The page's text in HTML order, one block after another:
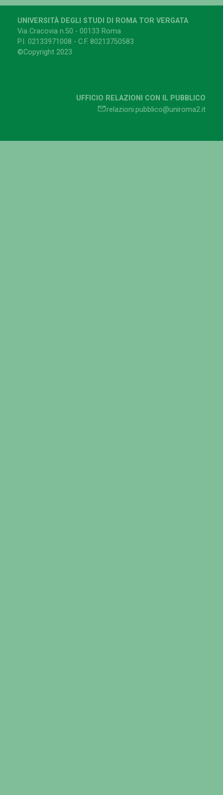
UNIVERSITÀ DEGLI STUDI DI ROMA TOR VERGATA
Via Cracovia n.50 - 00133 Roma
P.I. 02133971008 - C.F. 80213750583
©Copyright 2023
UFFICIO RELAZIONI CON IL PUBBLICO
relazioni.pubblico@uniroma2.it